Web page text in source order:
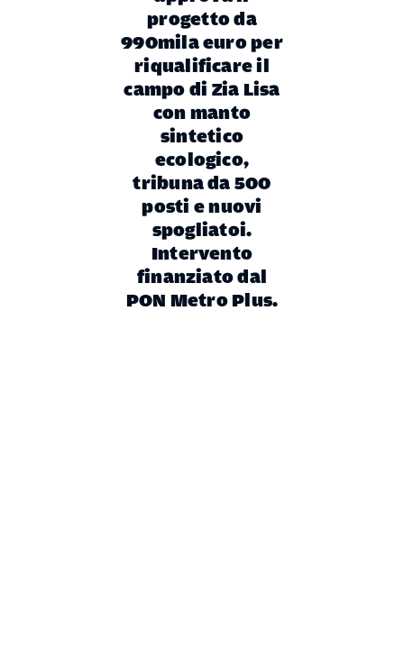
progetto da
990mila euro per
riqualificare il
campo di Zia Lisa
con manto
sintetico
ecologico,
tribuna da 500
posti e nuovi
spogliatoi.
Intervento
finanziato dal
PON Metro Plus.